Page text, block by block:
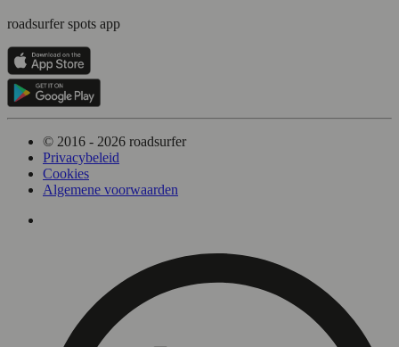
roadsurfer spots app
© 2016 - 2026 roadsurfer
Privacybeleid
Cookies
Algemene voorwaarden